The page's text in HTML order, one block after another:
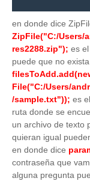
en donde dice
ZipFile("C:/Users/
res2288.zip"); es
puede que no
File("C:/Users/
/sample.txt")); es
ruta donde se
un archivo de texto
quieran igual
en donde dice
contraseña que
alguna pregunta